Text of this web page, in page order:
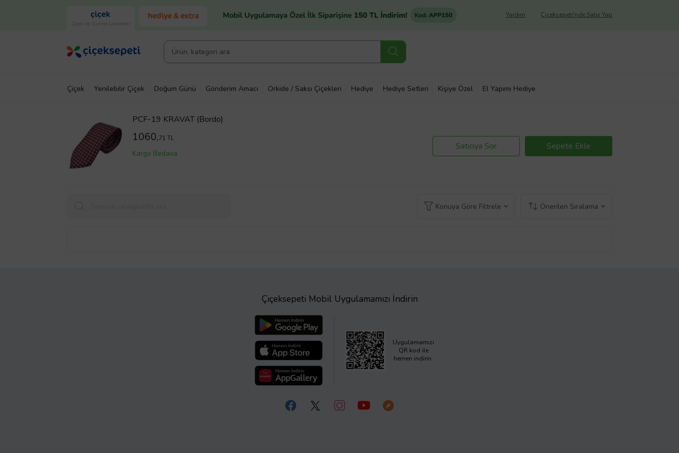
Çiçek ve Gurme Lezzetler
Çiçeksepeti'nde Satış Yap
Yardım
Çiçek Yenilebilir Çiçek Doğum Günü Gönderim Amacı Orkide / Saksı Çiçekleri Hediye Hediye Setleri Kişiye Özel El Yapımı Hediye
PCF-19 KRAVAT (Bordo)
1060,71 TL
Kargo Bedava
Satıcıya Sor Sepete Ekle
Konuya Göre Filtrele Önerilen Sıralama
Çiçeksepeti Mobil Uygulamamızı İndirin
Uygulamamızı
QR kod ile
hemen indirin.